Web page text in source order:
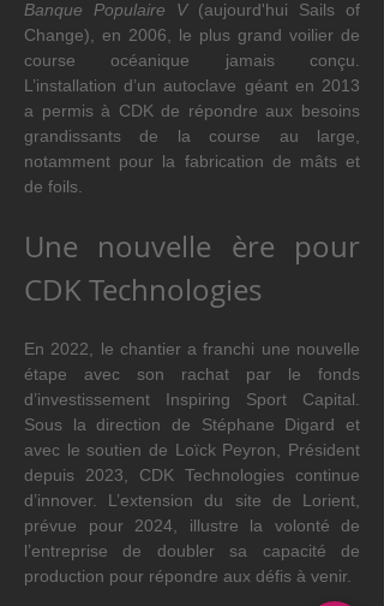
Banque Populaire V (aujourd'hui Sails of
Change), en 2006, le plus grand voilier de
course océanique jamais conçu.
L’installation d’un autoclave géant en 2013
a permis à CDK de répondre aux besoins
grandissants de la course au large,
notamment pour la fabrication de mâts et
de foils.
Une nouvelle ère pour
CDK Technologies
En 2022, le chantier a franchi une nouvelle
étape avec son rachat par le fonds
d’investissement Inspiring Sport Capital.
Sous la direction de Stéphane Digard et
avec le soutien de Loïck Peyron, Président
depuis 2023, CDK Technologies continue
d’innover. L’extension du site de Lorient,
prévue pour 2024, illustre la volonté de
l’entreprise de doubler sa capacité de
production pour répondre aux défis à venir.